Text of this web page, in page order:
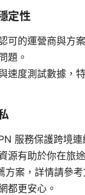
定性
可的運營商與方
題。
速度測試數據，
服務保護跨境
源有助於你在旅
方案，詳情請參
都更安心。